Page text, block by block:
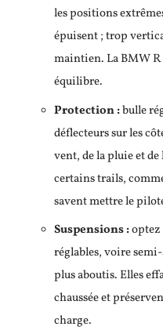
les positions
épuisent ; trop
maintien. La BMW R
équilibre.
Protection :bulle
déflecteurs sur les
vent, de la pluie et
certains trails,
savent mettre le
Suspensions :optez
réglables, voire
plus aboutis. Elles
chaussée et
charge.